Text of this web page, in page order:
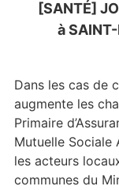
[SANTÉ]
à
Dans les cas de
augmente les
Primaire
Mutuelle Sociale
les acteurs
communes du